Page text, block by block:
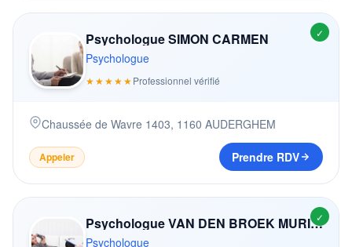
✓
Psychologue SIMON CARMEN
Psychologue
★★★★★Professionnel vérifié
Chaussée de Wavre 1403, 1160 AUDERGHEM
Appeler Prendre RDV
✓
Psychologue VAN DEN BROEK MURIEL - BAOBAB FOREST
Psychologue